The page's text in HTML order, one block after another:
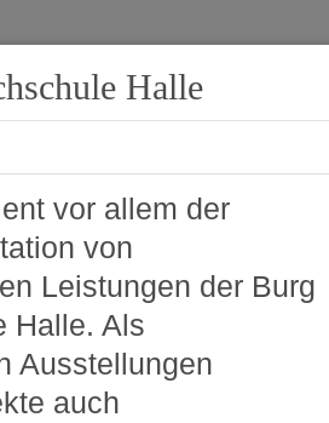
Halle
vor allem der
von
Leistungen der Burg
Halle. Als
Ausstellungen
auch